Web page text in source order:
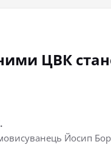
ЦВК
Йосип